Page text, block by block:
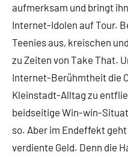
aufmerksam und bringt
Internet-Idolen auf Tour.
Teenies aus, kreischen
zu Zeiten von Take That.
Internet-Berühmtheit die
Kleinstadt-Alltag zu
beidseitige Win-win-
so. Aber im Endeffekt
verdiente Geld. Denn die